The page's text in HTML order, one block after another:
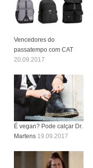
Vencedores do
passatempo com CAT
20.09.2017
É vegan? Pode calçar Dr.
Martens 19.09.2017